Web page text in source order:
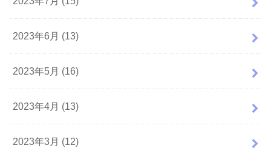
2023年6月 (13)
2023年5月 (16)
2023年4月 (13)
2023年3月 (12)